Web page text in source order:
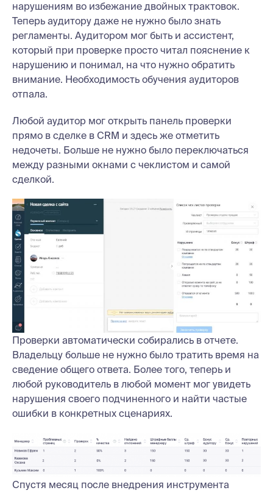
нарушениям во избежание двойных трактовок.
Теперь аудитору даже не нужно было знать
регламенты. Аудитором мог быть и ассистент,
который при проверке просто читал пояснение к
нарушению и понимал, на что нужно обратить
внимание. Необходимость обучения аудиторов
отпала.
Любой аудитор мог открыть панель проверки
прямо в сделке в CRM и здесь же отметить
недочеты. Больше не нужно было переключаться
между разными окнами с чеклистом и самой
сделкой.
Проверки автоматически собирались в отчете.
Владельцу больше не нужно было тратить время на
сведение общего ответа. Более того, теперь и
любой руководитель в любой момент мог увидеть
нарушения своего подчиненного и найти частые
ошибки в конкретных сценариях.
Спустя месяц после внедрения инструмента